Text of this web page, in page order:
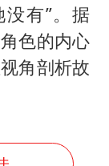
有”。据
色的内心
角剖析故